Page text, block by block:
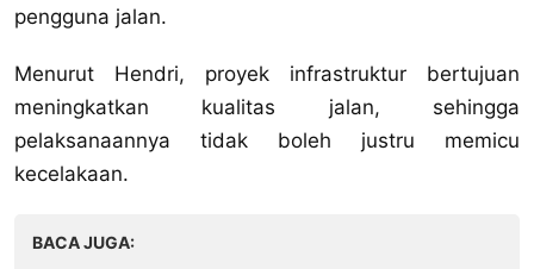
pengguna jalan.
Menurut Hendri, proyek infrastruktur bertujuan
meningkatkan kualitas jalan, sehingga
pelaksanaannya tidak boleh justru memicu
kecelakaan.
BACA JUGA: